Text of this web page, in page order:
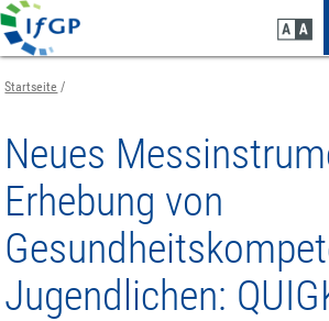
Zum
Seiteninhalt
springen
Zur
Navigation
springen
Zur
Mobilen
Navigation
springen
Startseite
Neues
Erhebung von
Jugendlichen: